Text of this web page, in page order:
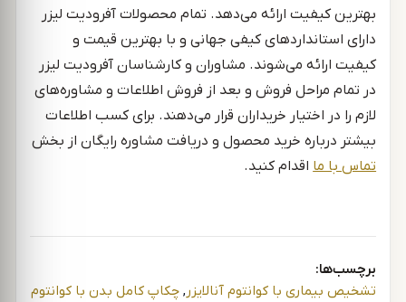
بهترین کیفیت ارائه می‌دهد. تمام محصولات آفرودیت لیزر
دارای استانداردهای کیفی جهانی و با بهترین قیمت و
کیفیت ارائه می‌شوند. مشاوران و کارشناسان آفرودیت لیزر
در تمام مراحل فروش و بعد از فروش اطلاعات و مشاوره‌های
لازم را در اختیار خریداران قرار می‌دهند. برای کسب اطلاعات
بیشتر درباره خرید محصول و دریافت مشاوره رایگان از بخش
تماس با مااقدام کنید.
برچسب‌ها:
تشخیص بیماری با کوانتوم آنالایزر, چکاپ کامل بدن با کوانتوم